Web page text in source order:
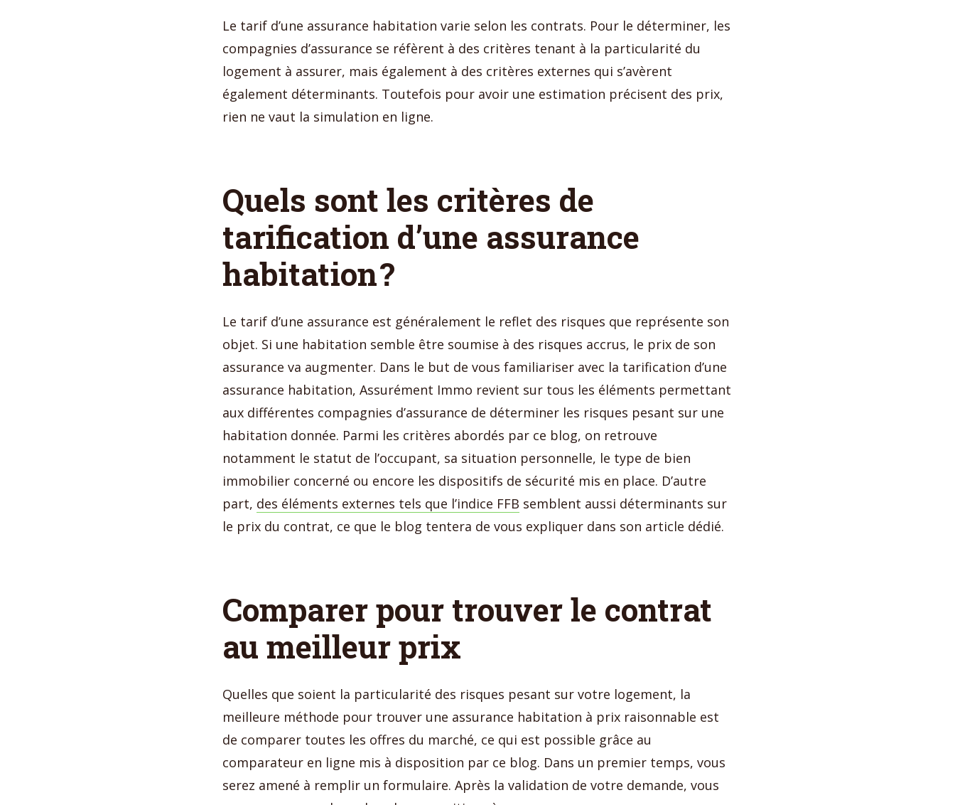
Le tarif d’une assurance habitation varie selon les contrats. Pour le déterminer, les
compagnies d’assurance se réfèrent à des critères tenant à la particularité du
logement à assurer, mais également à des critères externes qui s’avèrent
également déterminants. Toutefois pour avoir une estimation précisent des prix,
rien ne vaut la simulation en ligne.
Quels sont les critères de
tarification d’une assurance
habitation ?
Le tarif d’une assurance est généralement le reflet des risques que représente son
objet. Si une habitation semble être soumise à des risques accrus, le prix de son
assurance va augmenter. Dans le but de vous familiariser avec la tarification d’une
assurance habitation, Assurément Immo revient sur tous les éléments permettant
aux différentes compagnies d’assurance de déterminer les risques pesant sur une
habitation donnée. Parmi les critères abordés par ce blog, on retrouve
notamment le statut de l’occupant, sa situation personnelle, le type de bien
immobilier concerné ou encore les dispositifs de sécurité mis en place. D’autre
part, des éléments externes tels que l’indice FFB semblent aussi déterminants sur
le prix du contrat, ce que le blog tentera de vous expliquer dans son article dédié.
Comparer pour trouver le contrat
au meilleur prix
Quelles que soient la particularité des risques pesant sur votre logement, la
meilleure méthode pour trouver une assurance habitation à prix raisonnable est
de comparer toutes les offres du marché, ce qui est possible grâce au
comparateur en ligne mis à disposition par ce blog. Dans un premier temps, vous
serez amené à remplir un formulaire. Après la validation de votre demande, vous